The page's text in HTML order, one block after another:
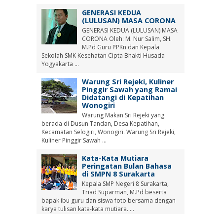
GENERASI KEDUA
(LULUSAN) MASA CORONA
GENERASI KEDUA (LULUSAN) MASA
CORONA Oleh: M. Nur Salim, SH.
M.Pd Guru PPKn dan Kepala
Sekolah SMK Kesehatan Cipta Bhakti Husada
Yogyakarta ...
Warung Sri Rejeki, Kuliner
Pinggir Sawah yang Ramai
Didatangi di Kepatihan
Wonogiri
Warung Makan Sri Rejeki yang
berada di Dusun Tandan, Desa Kepatihan,
Kecamatan Selogiri, Wonogiri. Warung Sri Rejeki,
Kuliner Pinggir Sawah ...
Kata-Kata Mutiara
Peringatan Bulan Bahasa
di SMPN 8 Surakarta
Kepala SMP Negeri 8 Surakarta,
Triad Suparman, M.Pd beserta
bapak ibu guru dan siswa foto bersama dengan
karya tulisan kata-kata mutiara. ...